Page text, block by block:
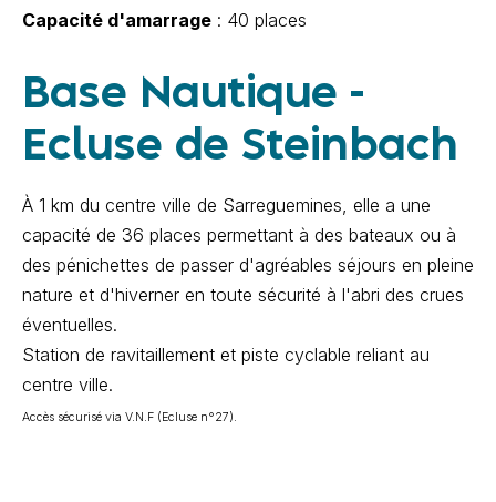
Capacité d'amarrage : 40 places
Base Nautique -
Ecluse de Steinbach
À 1 km du centre ville de Sarreguemines, elle a une
capacité de 36 places permettant à des bateaux ou à
des pénichettes de passer d'agréables séjours en pleine
nature et d'hiverner en toute sécurité à l'abri des crues
éventuelles.
Station de ravitaillement et piste cyclable reliant au
centre ville.
Accès sécurisé via V.N.F (Ecluse n°27).